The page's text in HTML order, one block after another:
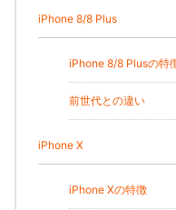
iPhone 8/8 Plus
iPhone 8/8 Plusの特
前世代との違い
iPhone X
iPhone Xの特徴